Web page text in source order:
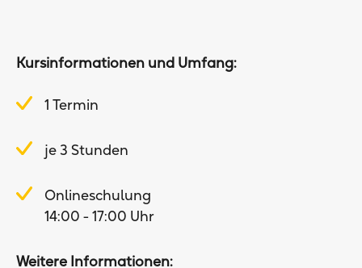
Kursinformationen und Umfang:
1 Termin
je 3 Stunden
Onlineschulung
14:00 - 17:00 Uhr
Weitere Informationen: